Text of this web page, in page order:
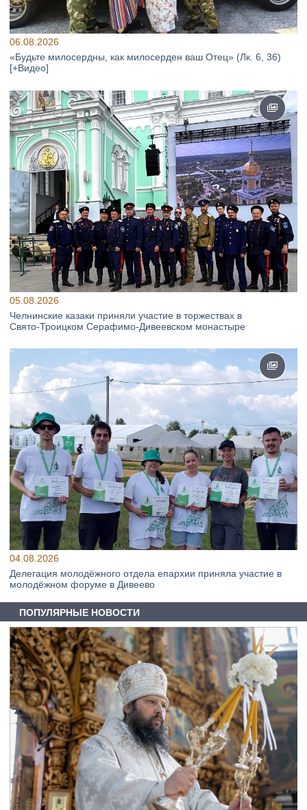
06.08.2026
«Будьте милосердны, как милосерден ваш Отец» (Лк. 6, 36)
[+Видео]
05.08.2026
Челнинские казаки приняли участие в торжествах в
Свято‑Троицком Серафимо‑Дивеевском монастыре
04.08.2026
Делегация молодёжного отдела епархии приняла участие в
молодёжном форуме в Дивеево
ПОПУЛЯРНЫЕ НОВОСТИ